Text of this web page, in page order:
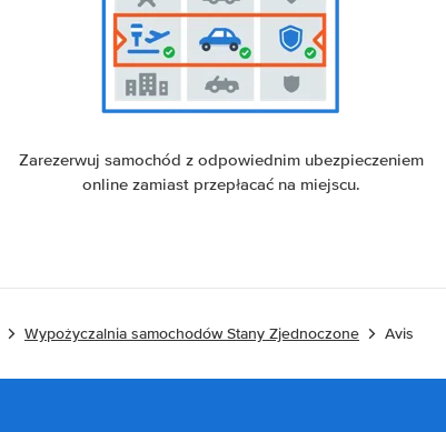
Zarezerwuj samochód z odpowiednim ubezpieczeniem
online zamiast przepłacać na miejscu.
Wypożyczalnia samochodów Stany Zjednoczone Avis